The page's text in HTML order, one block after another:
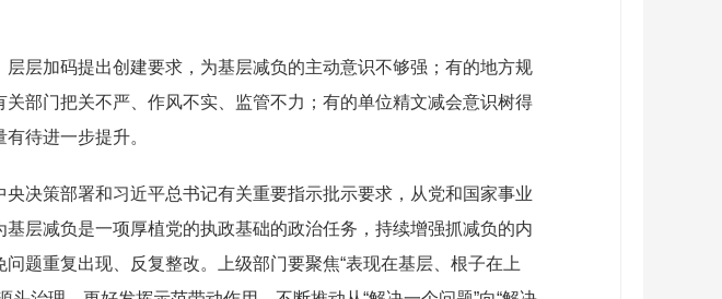
层加码提出创建要求，为基层减负的主动意识不够强；有的地方规
部门把关不严、作风不实、监管不力；有的单位精文减会意识树得
待进一步提升。
决策部署和习近平总书记有关重要指示批示要求，从党和国家事业
层减负是一项厚植党的执政基础的政治任务，持续增强抓减负的内
题重复出现、反复整改。上级部门要聚焦“表现在基层、根子在上